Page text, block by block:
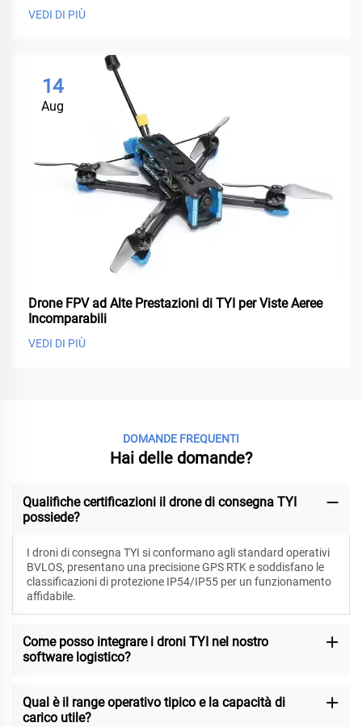
VEDI DI PIÙ
14
Aug
Drone FPV ad Alte Prestazioni di TYI per Viste Aeree
Incomparabili
VEDI DI PIÙ
DOMANDE FREQUENTI
Hai delle domande?
Qualifiche certificazioni il drone di consegna TYI
possiede?
I droni di consegna TYI si conformano agli standard operativi
BVLOS, presentano una precisione GPS RTK e soddisfano le
classificazioni di protezione IP54/IP55 per un funzionamento
affidabile.
Come posso integrare i droni TYI nel nostro
software logistico?
Qual è il range operativo tipico e la capacità di
carico utile?